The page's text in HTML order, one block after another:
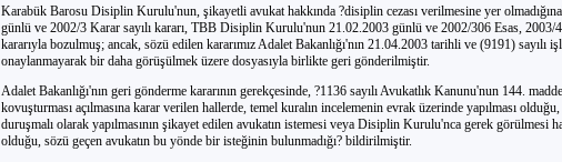
Karabük Barosu Disiplin Kurulu'nun, şikayetli avukat hakkında ?disiplin cezası verilmesine yer
günlü ve 2002/3 Karar sayılı kararı, TBB Disiplin Kurulu'nun 21.02.2003 günlü ve 2002/306 Esas, 2003/
kararıyla bozulmuş; ancak, sözü edilen kararımız Adalet Bakanlığı'nın 21.04.2003 tarihli ve (9191) sayılı
onaylanmayarak bir daha görüşülmek üzere dosyasıyla birlikte geri gönderilmiştir.
Adalet Bakanlığı'nın geri gönderme kararının gerekçesinde, ?1136 sayılı Avukatlık Kanunu'nun 144.
kovuşturması açılmasına karar verilen hallerde, temel kuralın incelemenin evrak üzerinde yapılması
duruşmalı olarak yapılmasının şikayet edilen avukatın istemesi veya Disiplin Kurulu'nca gerek görülmesi
olduğu, sözü geçen avukatın bu yönde bir isteğinin bulunmadığı? bildirilmiştir.